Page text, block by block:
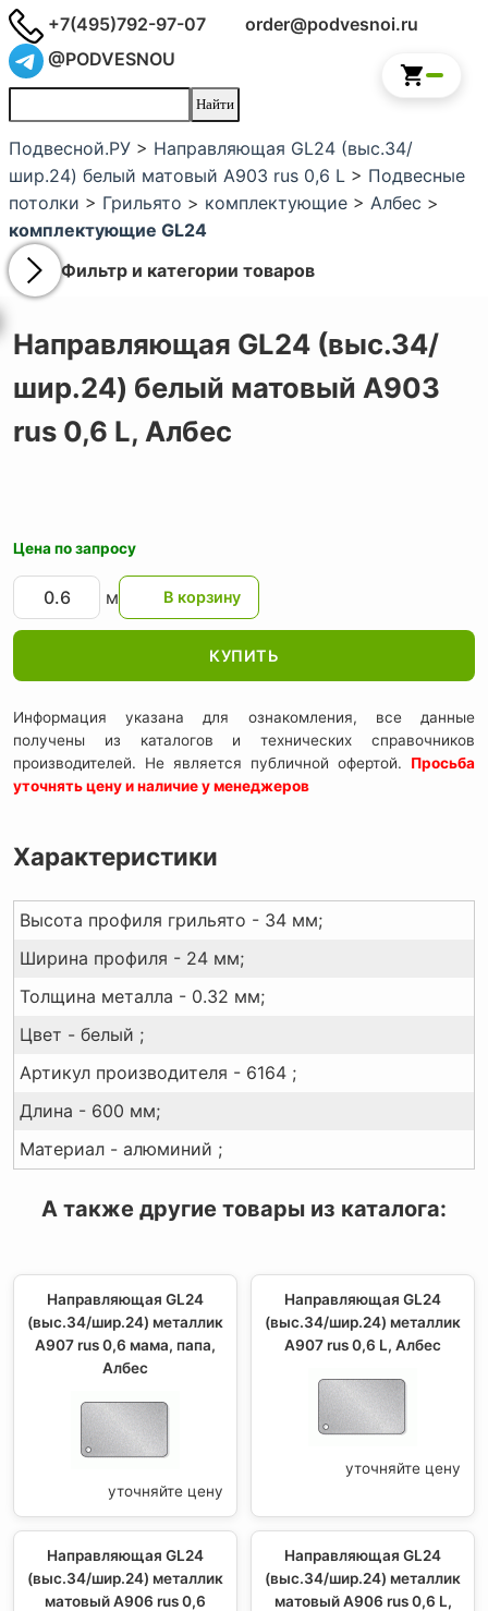
+7(495)792-97-07
order@podvesnoi.ru
@PODVESNOU
Подвесной.РУ > Направляющая GL24 (выс.34/
шир.24) белый матовый А903 rus 0,6 L > Подвесные
потолки > Грильято > комплектующие > Албес >
комплектующие GL24
Фильтр и категории товаров
Направляющая GL24 (выс.34/
шир.24) белый матовый А903
rus 0,6 L, Албес
Цена по запросу
м
КУПИТЬ
Информация указана для ознакомления, все данные
получены из каталогов и технических справочников
производителей. Не является публичной офертой. Просьба
уточнять цену и наличие у менеджеров
Характеристики
Высота профиля грильято - 34 мм;
Ширина профиля - 24 мм;
Толщина металла - 0.32 мм;
Цвет - белый ;
Артикул производителя - 6164 ;
Длина - 600 мм;
Материал - алюминий ;
А также другие товары из каталога:
Направляющая GL24
(выс.34/шир.24) металлик
А907 rus 0,6 мама, папа,
Албес
уточняйте цену
Направляющая GL24
(выс.34/шир.24) металлик
А907 rus 0,6 L, Албес
уточняйте цену
Направляющая GL24
(выс.34/шир.24) металлик
матовый А906 rus 0,6
Направляющая GL24
(выс.34/шир.24) металлик
матовый А906 rus 0,6 L,